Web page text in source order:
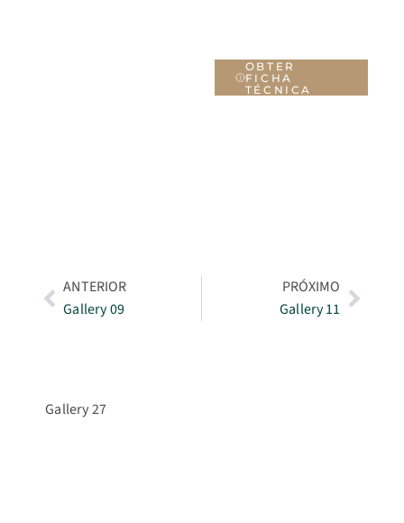
OBTER
FICHA
TÉCNICA
ANTERIOR
Gallery 09
PRÓXIMO
Gallery 11
Gallery 27